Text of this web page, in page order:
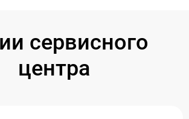
сервисного
центра